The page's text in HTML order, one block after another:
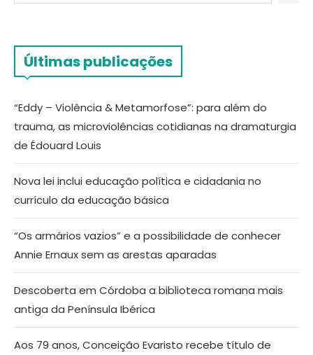
Últimas publicações
“Eddy – Violência & Metamorfose”: para além do
trauma, as microviolências cotidianas na dramaturgia
de Édouard Louis
Nova lei inclui educação política e cidadania no
currículo da educação básica
“Os armários vazios” e a possibilidade de conhecer
Annie Ernaux sem as arestas aparadas
Descoberta em Córdoba a biblioteca romana mais
antiga da Península Ibérica
Aos 79 anos, Conceição Evaristo recebe título de